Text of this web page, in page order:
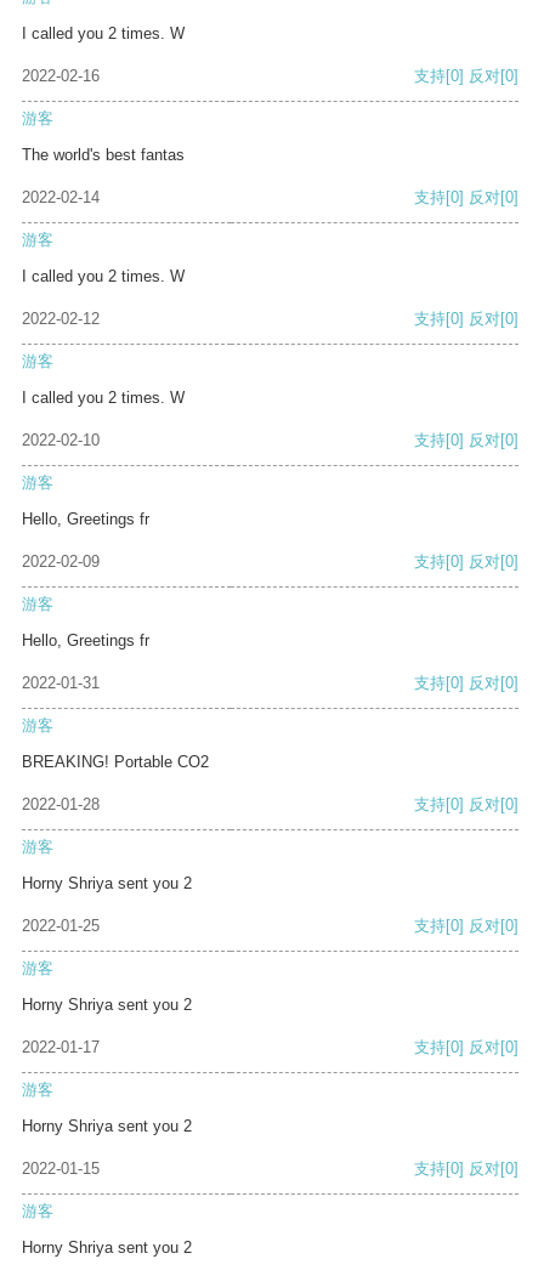
I called you 2 times. W
2022-02-16 支持[0] 反对[0]
游客
The world's best fantas
2022-02-14 支持[0] 反对[0]
游客
I called you 2 times. W
2022-02-12 支持[0] 反对[0]
游客
I called you 2 times. W
2022-02-10 支持[0] 反对[0]
游客
Hello, Greetings fr
2022-02-09 支持[0] 反对[0]
游客
Hello, Greetings fr
2022-01-31 支持[0] 反对[0]
游客
BREAKING! Portable CO2
2022-01-28 支持[0] 反对[0]
游客
Horny Shriya sent you 2
2022-01-25 支持[0] 反对[0]
游客
Horny Shriya sent you 2
2022-01-17 支持[0] 反对[0]
游客
Horny Shriya sent you 2
2022-01-15 支持[0] 反对[0]
游客
Horny Shriya sent you 2